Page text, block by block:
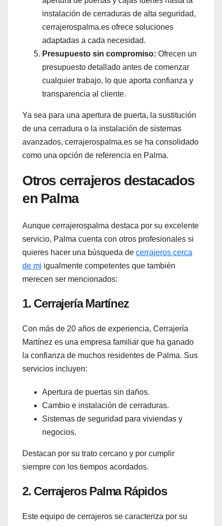
instalación de cerraduras de alta seguridad,
cerrajerospalma.es ofrece soluciones
adaptadas a cada necesidad.
Presupuesto sin compromiso: Ofrecen un
presupuesto detallado antes de comenzar
cualquier trabajo, lo que aporta confianza y
transparencia al cliente.
Ya sea para una apertura de puerta, la sustitución
de una cerradura o la instalación de sistemas
avanzados, cerrajerospalma.es se ha consolidado
como una opción de referencia en Palma.
Otros cerrajeros destacados
en Palma
Aunque cerrajerospalma destaca por su excelente
servicio, Palma cuenta con otros profesionales si
quieres hacer una búsqueda de cerrajeros cerca
de mi igualmente competentes que también
merecen ser mencionados:
1. Cerrajería Martínez
Con más de 20 años de experiencia, Cerrajería
Martínez es una empresa familiar que ha ganado
la confianza de muchos residentes de Palma. Sus
servicios incluyen:
Apertura de puertas sin daños.
Cambio e instalación de cerraduras.
Sistemas de seguridad para viviendas y
negocios.
Destacan por su trato cercano y por cumplir
siempre con los tiempos acordados.
2. Cerrajeros Palma Rápidos
Este equipo de cerrajeros se caracteriza por su